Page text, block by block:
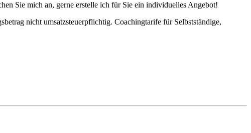
Sie mich an, gerne erstelle ich für Sie ein individuelles Angebot!
nicht umsatzsteuerpflichtig. Coachingtarife für Selbstständige,